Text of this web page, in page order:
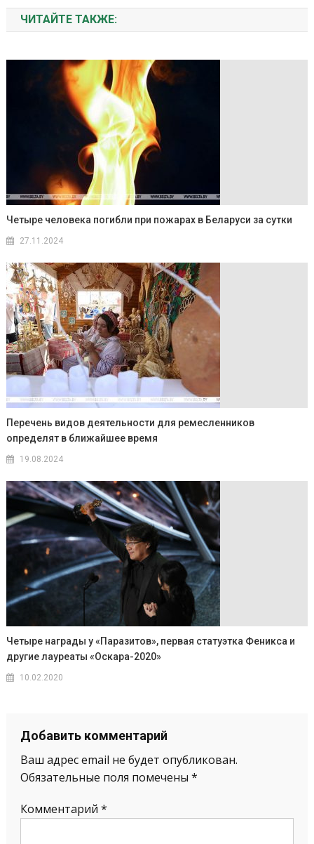
ЧИТАЙТЕ ТАКЖЕ:
Четыре человека погибли при пожарах в Беларуси за сутки
27.11.2024
Перечень видов деятельности для ремесленников
определят в ближайшее время
19.08.2024
Четыре награды у «Паразитов», первая статуэтка Феникса и
другие лауреаты «Оскара-2020»
10.02.2020
Добавить комментарий
Ваш адрес email не будет опубликован.
Обязательные поля помечены *
Комментарий *